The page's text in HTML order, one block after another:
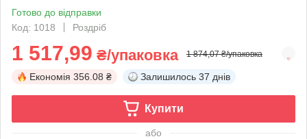
Готово до відправки
Код: 1018
Роздріб
1 517,99 ₴/упаковка 1 874,07 ₴/упаковка
Економія 356.08 ₴ Залишилось 37 днів
Купити
або